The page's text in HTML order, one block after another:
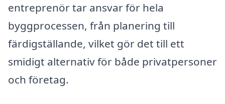
entreprenör tar ansvar för hela
byggprocessen, från planering till
färdigställande, vilket gör det till ett
smidigt alternativ för både privatpersoner
och företag.